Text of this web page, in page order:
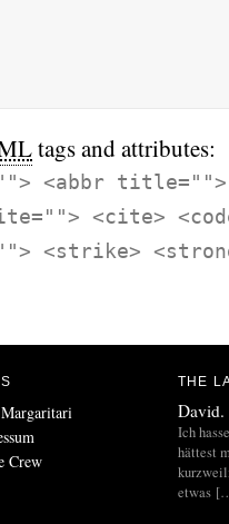
tags and attributes:
<abbr title="">
<cite>
<strike>
Crew
THE
David.
Ich
hättest
etwas